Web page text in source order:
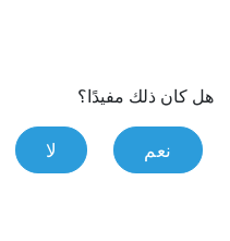
هل كان ذلك مفيدًا؟
نعم لا